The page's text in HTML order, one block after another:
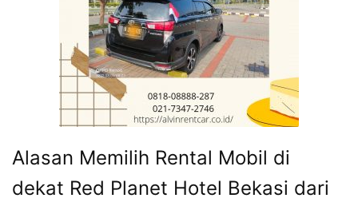
Alasan Memilih Rental Mobil di
dekat Red Planet Hotel Bekasi dari